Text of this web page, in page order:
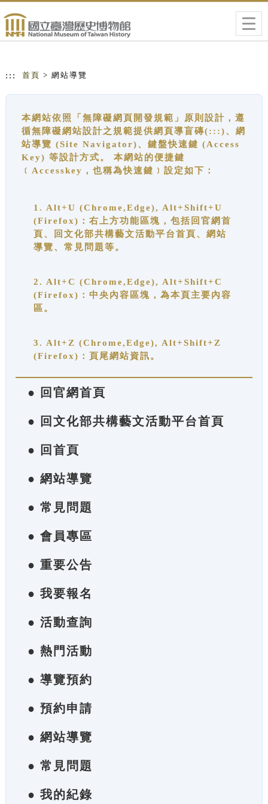
::: 首頁 > 網站導覽
本網站依照「無障礙網頁開發規範」原則設計，遵
循無障礙網站設計之規範提供網頁導盲磚(:::)、網
站導覽 (Site Navigator)、鍵盤快速鍵 (Access
Key) 等設計方式。 本網站的便捷鍵
﹝Accesskey，也稱為快速鍵﹞設定如下：
1. Alt+U (Chrome,Edge), Alt+Shift+U
(Firefox)：右上方功能區塊，包括回官網首
頁、回文化部共構藝文活動平台首頁、網站
導覽、常見問題等。
2. Alt+C (Chrome,Edge), Alt+Shift+C
(Firefox)：中央內容區塊，為本頁主要內容
區。
3. Alt+Z (Chrome,Edge), Alt+Shift+Z
(Firefox)：頁尾網站資訊。
● 回官網首頁
● 回文化部共構藝文活動平台首頁
● 回首頁
● 網站導覽
● 常見問題
● 會員專區
● 重要公告
● 我要報名
● 活動查詢
● 熱門活動
● 導覽預約
● 預約申請
● 網站導覽
● 常見問題
● 我的紀錄